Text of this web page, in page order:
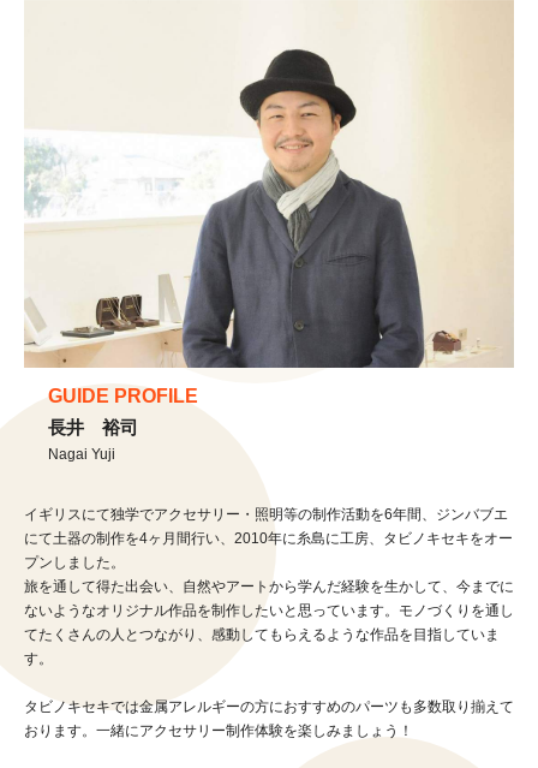
GUIDE PROFILE
長井 裕司
Nagai Yuji
イギリスにて独学でアクセサリー・照明等の制作活動を6年間、ジンバブエ
にて土器の制作を4ヶ月間行い、2010年に糸島に工房、タビノキセキをオー
プンしました。
旅を通して得た出会い、自然やアートから学んだ経験を生かして、今までに
ないようなオリジナル作品を制作したいと思っています。モノづくりを通し
てたくさんの人とつながり、感動してもらえるような作品を目指していま
す。
タビノキセキでは金属アレルギーの方におすすめのパーツも多数取り揃えて
おります。一緒にアクセサリー制作体験を楽しみましょう！